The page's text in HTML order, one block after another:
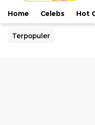
Home Celebs Hot
Terpopuler